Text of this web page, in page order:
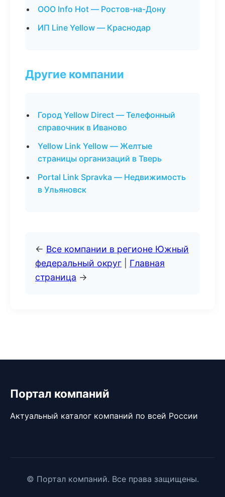
ООО Info Hot — Ростов-на-Дону
ИП Line Yellow — Краснодар
Другие компании
Город Yellow Direct — Телефонный
справочник в Иваново
Yellow Link Yellow — Желтые
страницы организаций в Тверь
Portal Link Spravka — Недвижимость
в Ульяновск
← Все компании в регионе Южный
федеральный округ
Главная
страница →
Портал компаний
Актуальный каталог компаний по всей России
© Портал компаний. Все права защищены.